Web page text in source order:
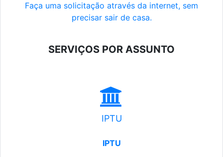
Faça uma solicitação através da internet, sem
precisar sair de casa.
SERVIÇOS POR ASSUNTO
IPTU
IPTU